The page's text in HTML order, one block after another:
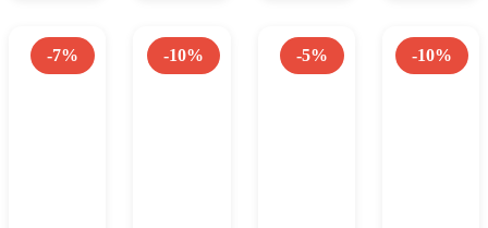
-7% -10% -5% -10%